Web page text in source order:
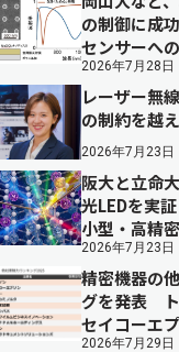
の制御に成
センサーへ
2026年7月28日
レーザー無
の制約を越
2026年7月23日
阪大と立命
光LEDを実
小型・高精
2026年7月23日
精密機器の
グを発表 ト
セイコーエ
2026年7月29日